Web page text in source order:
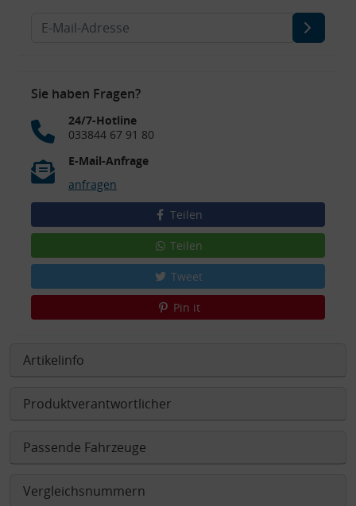
Sie haben Fragen?
24/7-Hotline
033844 67 91 80
E-Mail-Anfrage
anfragen
Teilen
Teilen
Tweet
Pin it
Artikelinfo
Produktverantwortlicher
Passende Fahrzeuge
Vergleichsnummern